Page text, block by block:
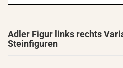
Adler Figur links rechts
Steinfiguren